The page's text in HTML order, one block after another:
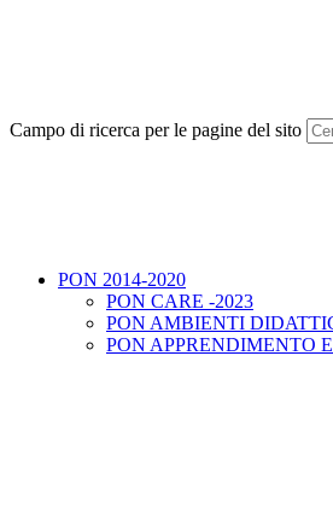
Campo di ricerca per le pagine del sito
PON 2014-2020
PON CARE -2023
PON AMBIENTI
PON APPRENDIMENTO